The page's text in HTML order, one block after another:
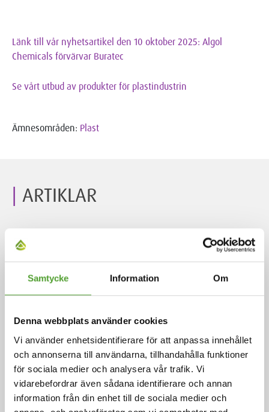
Samtycke Information Om
Denna webbplats använder cookies
Vi använder enhetsidentifierare för att anpassa innehållet
och annonserna till användarna, tillhandahålla funktioner
för sociala medier och analysera vår trafik. Vi
vidarebefordrar även sådana identifierare och annan
information från din enhet till de sociala medier och
Länk till vår nyhetsartikel den 10 oktober 2025: Algol
Chemicals förvärvar Buratec
Se vårt utbud av produkter för plastindustrin
Ämnesområden: Plast
ARTIKLAR
Artikel
Vi stärkte våra hållbarhetsinsatser
och eliminerade våra utsläpp i